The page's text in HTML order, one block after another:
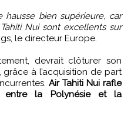
bien supérieure, car
Nui sont excellents sur
le directeur Europe.
devrait clôturer son
à l’acquisition de part
Air Tahiti Nui rafle
entre la Polynésie et la